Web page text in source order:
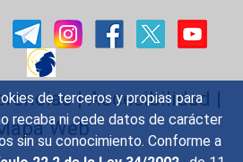
de terceros y propias para
recaba ni cede datos de carácter
sin su conocimiento. Conforme a
|Accesibilidad |
Web